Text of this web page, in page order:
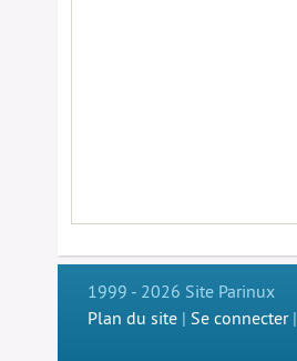
1999 - 2026 Site Parinux
Plan du site | Se connecter|